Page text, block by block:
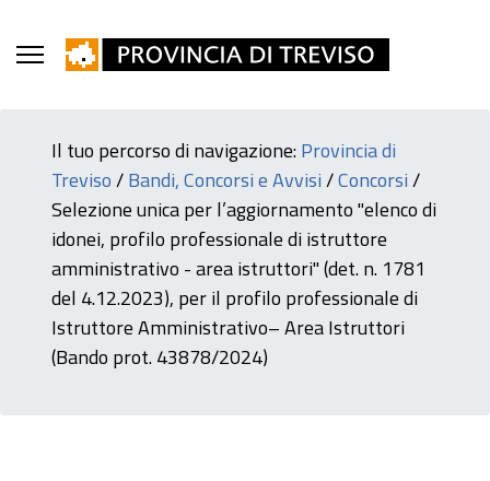
Il tuo percorso di navigazione:Provincia di
Treviso/Bandi, Concorsi e Avvisi/Concorsi/
Selezione unica per l’aggiornamento "elenco di
idonei, profilo professionale di istruttore
amministrativo - area istruttori" (det. n. 1781
del 4.12.2023), per il profilo professionale di
Istruttore Amministrativo– Area Istruttori
(Bando prot. 43878/2024)